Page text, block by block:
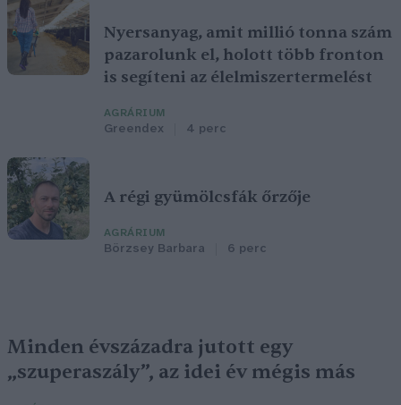
Nyersanyag, amit millió tonna szám
pazarolunk el, holott több fronton
is segíteni az élelmiszertermelést
AGRÁRIUM
Greendex 4 perc
A régi gyümölcsfák őrzője
AGRÁRIUM
Börzsey Barbara 6 perc
Minden évszázadra jutott egy
„szuperaszály”, az idei év mégis más